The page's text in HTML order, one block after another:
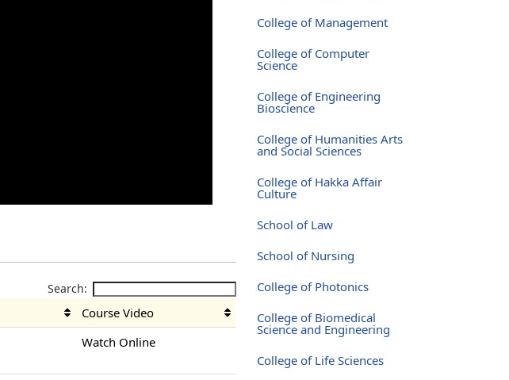
Search:
Course Video
Watch Online
College of Management
College of Computer
Science
College of Engineering
Bioscience
College of Humanities Arts
and Social Sciences
College of Hakka Affair
Culture
School of Law
School of Nursing
College of Photonics
College of Biomedical
Science and Engineering
College of Life Sciences